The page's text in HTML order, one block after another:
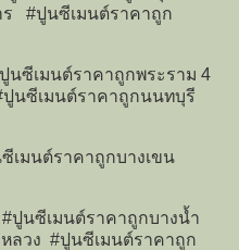
ร #ปูนซีเมนต์ราคาถูก
นซีเมนต์ราคาถูกพระราม 4
นซีเมนต์ราคาถูกนนทบุรี
เมนต์ราคาถูกบางเขน
ปูนซีเมนต์ราคาถูกบางน้ำ
ลวง #ปูนซีเมนต์ราคาถูก